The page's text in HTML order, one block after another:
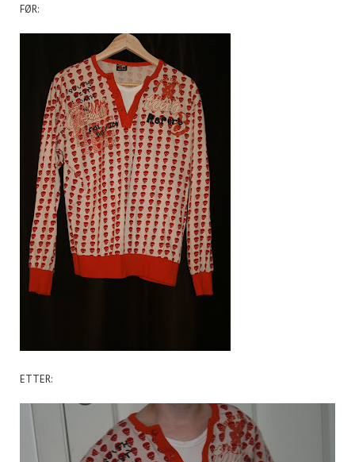
FØR:
ETTER: